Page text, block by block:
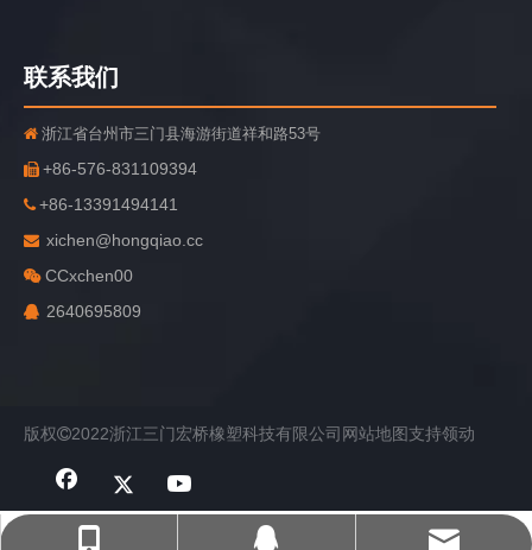
联系我们
 浙江省台州市三门县海游街道祥和路53号
 +86-576-831109394
 +86-13391494141
 xichen@hongqiao.cc
 CCxchen00
 2640695809
+86 18758125563
2640695809
xichen@hongqiao.cc
版权2022浙江三门宏桥橡塑科技有限公司 网站地图支持领动